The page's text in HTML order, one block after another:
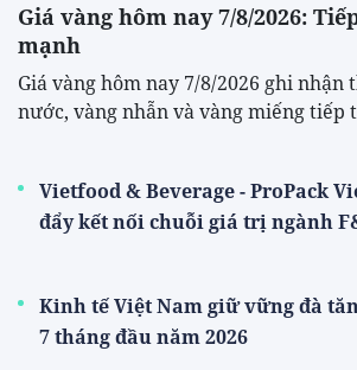
Giá vàng hôm nay 7/8/2026:
mạnh
Giá vàng hôm nay 7/8/2026 ghi
nước, vàng nhẫn và vàng miếng tiếp
Vietfood & Beverage - ProPack
đẩy kết nối chuỗi giá trị ngành
Kinh tế Việt Nam giữ vững đà
7 tháng đầu năm 2026